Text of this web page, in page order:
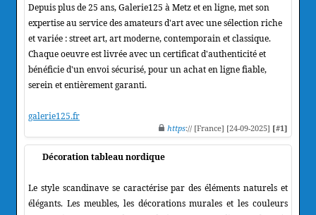
Depuis plus de 25 ans, Galerie125 à Metz et en ligne, met son
expertise au service des amateurs d'art avec une sélection riche
et variée : street art, art moderne, contemporain et classique.
Chaque oeuvre est livrée avec un certificat d'authenticité et
bénéficie d'un envoi sécurisé, pour un achat en ligne fiable,
serein et entièrement garanti.
galerie125.fr
https:// [France] [24-09-2025] [#1]
Décoration tableau nordique
Le style scandinave se caractérise par des éléments naturels et
élégants. Les meubles, les décorations murales et les couleurs